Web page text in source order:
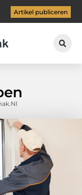
Artikel publiceren